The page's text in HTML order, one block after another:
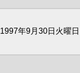
1997年9月30日火曜日